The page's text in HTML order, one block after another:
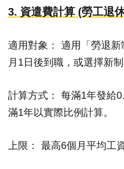
3. 資遣費計算 (勞工退
適用對象： 適用「勞退
月1日後到職，或選擇新制
計算方式： 每滿1年發給
滿1年以實際比例計算。
上限： 最高6個月平均工資